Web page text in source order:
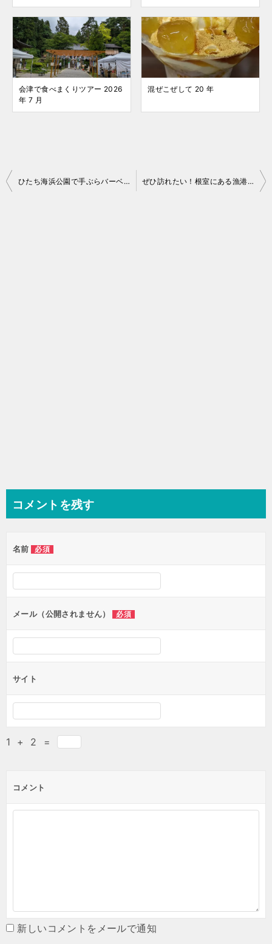
会津で食べまくりツアー 2026
年 7 月
混ぜこぜして 20 年
投
ひたち海浜公園で手ぶらバーベキュー！ ぜひ訪れたい！根室にある漁港そばカニづくし食堂
コメントを残す
名前 必須
メール（公開されません） 必須
サイト
1 + 2 =
コメント
新しいコメントをメールで通知